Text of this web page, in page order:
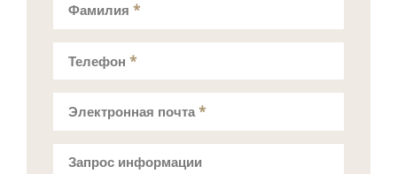
Телефон *
Запрос информации
Фамилия *
Электронная почта *